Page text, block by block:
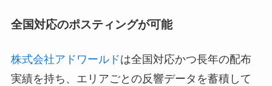
全国対応のポスティングが可能
株式会社アドワールドは全国対応かつ長年の配布
実績を持ち、エリアごとの反響データを蓄積して